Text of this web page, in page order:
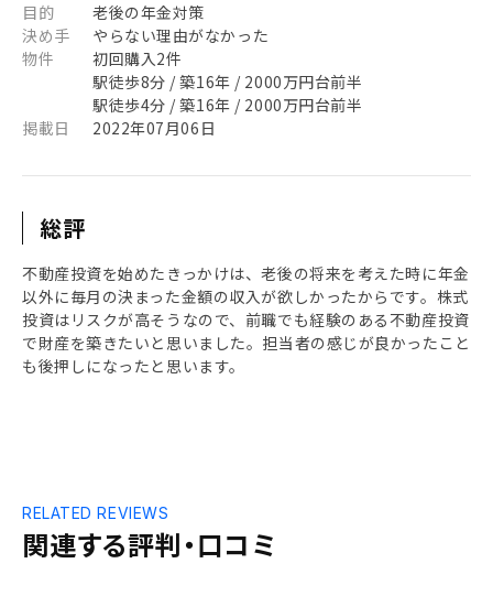
目的
老後の年金対策
決め手
やらない理由がなかった
物件
初回購入2件
駅徒歩8分 / 築16年 / 2000万円台前半
駅徒歩4分 / 築16年 / 2000万円台前半
掲載日
2022年07月06日
総評
不動産投資を始めたきっかけは、老後の将来を考えた時に年金
以外に毎月の決まった金額の収入が欲しかったからです。株式
投資はリスクが高そうなので、前職でも経験のある不動産投資
で財産を築きたいと思いました。担当者の感じが良かったこと
も後押しになったと思います。
関連する評判・口コミ
RELATED REVIEWS